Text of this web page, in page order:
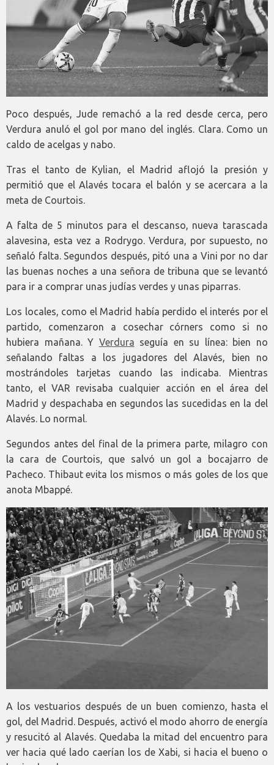
Poco después, Jude remachó a la red desde cerca, pero
Verdura anuló el gol por mano del inglés. Clara. Como un
caldo de acelgas y nabo.
Tras el tanto de Kylian, el Madrid aflojó la presión y
permitió que el Alavés tocara el balón y se acercara a la
meta de Courtois.
A falta de 5 minutos para el descanso, nueva tarascada
alavesina, esta vez a Rodrygo. Verdura, por supuesto, no
señaló falta. Segundos después, pitó una a Vini por no dar
las buenas noches a una señora de tribuna que se levantó
para ir a comprar unas judías verdes y unas piparras.
Los locales, como el Madrid había perdido el interés por el
partido, comenzaron a cosechar córners como si no
hubiera mañana. Y Verdura seguía en su línea: bien no
señalando faltas a los jugadores del Alavés, bien no
mostrándoles tarjetas cuando las indicaba. Mientras
tanto, el VAR revisaba cualquier acción en el área del
Madrid y despachaba en segundos las sucedidas en la del
Alavés. Lo normal.
Segundos antes del final de la primera parte, milagro con
la cara de Courtois, que salvó un gol a bocajarro de
Pacheco. Thibaut evita los mismos o más goles de los que
anota Mbappé.
A los vestuarios después de un buen comienzo, hasta el
gol, del Madrid. Después, activó el modo ahorro de energía
y resucitó al Alavés. Quedaba la mitad del encuentro para
ver hacia qué lado caerían los de Xabi, si hacia el bueno o